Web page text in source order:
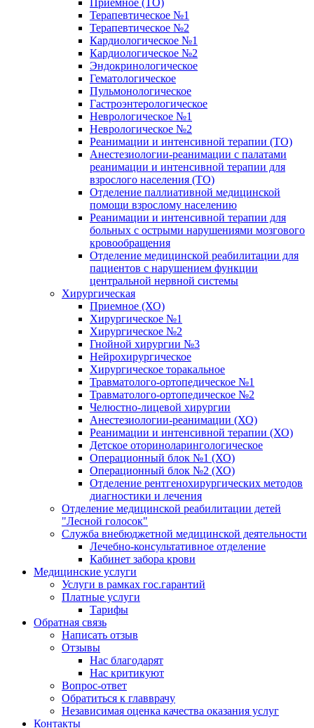
Приемное (ТО)
Терапевтическое №1
Терапевтическое №2
Кардиологическое №1
Кардиологическое №2
Эндокринологическое
Гематологическое
Пульмонологическое
Гастроэнтерологическое
Неврологическое №1
Неврологическое №2
Реанимации и интенсивной терапии (ТО)
Анестезиологии-реанимации с палатами
реанимации и интенсивной терапии для
взрослого населения (ТО)
Отделение паллиативной медицинской
помощи взрослому населению
Реанимации и интенсивной терапии для
больных с острыми нарушениями мозгового
кровообращения
Отделение медицинской реабилитации для
пациентов с нарушением функции
центральной нервной системы
Хирургическая
Приемное (ХО)
Хирургическое №1
Хирургическое №2
Гнойной хирургии №3
Нейрохирургическое
Хирургическое торакальное
Травматолого-ортопедическое №1
Травматолого-ортопедическое №2
Челюстно-лицевой хирургии
Анестезиологии-реанимации (ХО)
Реанимации и интенсивной терапии (ХО)
Детское оториноларингологическое
Операционный блок №1 (ХО)
Операционный блок №2 (ХО)
Отделение рентгенохирургических методов
диагностики и лечения
Отделение медицинской реабилитации детей
"Лесной голосок"
Служба внебюджетной медицинской деятельности
Лечебно-консультативное отделение
Кабинет забора крови
Медицинские услуги
Услуги в рамках гос.гарантий
Платные услуги
Тарифы
Обратная связь
Написать отзыв
Отзывы
Нас благодарят
Нас критикуют
Вопрос-ответ
Обратиться к главврачу
Независимая оценка качества оказания услуг
Контакты